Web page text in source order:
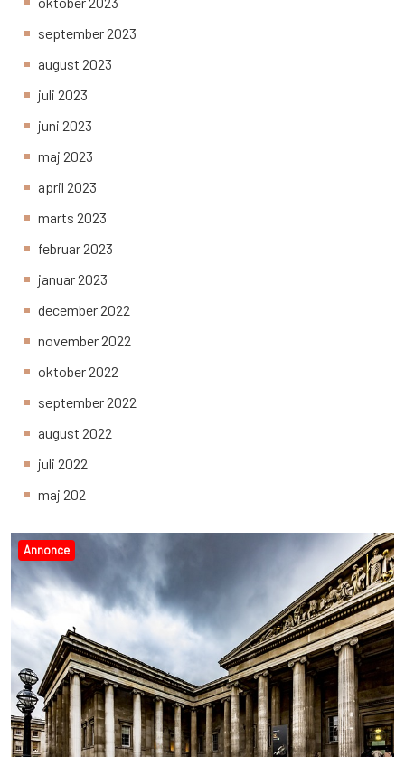
Annonce
september 2023
august 2023
juli 2023
juni 2023
maj 2023
april 2023
marts 2023
februar 2023
januar 2023
december 2022
november 2022
oktober 2022
september 2022
august 2022
juli 2022
maj 202